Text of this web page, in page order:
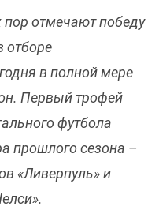
пор отмечают победу
отборе
в полной мере
Первый трофей
футбола
прошлого сезона –
«Ливерпуль» и